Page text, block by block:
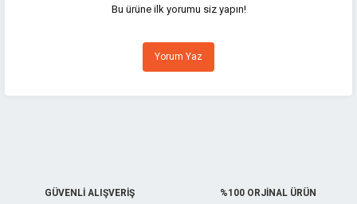
Görüş ve önerileriniz için teşekkür ederiz.
Ürün resmi kalitesiz, bozuk veya görüntülenemiyor.
Ürün açıklamasında eksik bilgiler bulunuyor.
Bu ürüne ilk yorumu siz yapın!
Yorum Yaz
GÜVENLİ ALIŞVERİŞ %100 ORJİNAL ÜRÜN